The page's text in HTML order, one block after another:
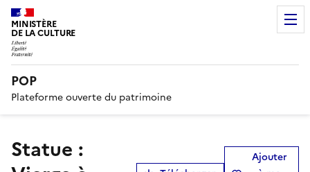
MINISTÈRE
DE LA CULTURE
POP
Plateforme ouverte du patrimoine
Statue :
Ajouter